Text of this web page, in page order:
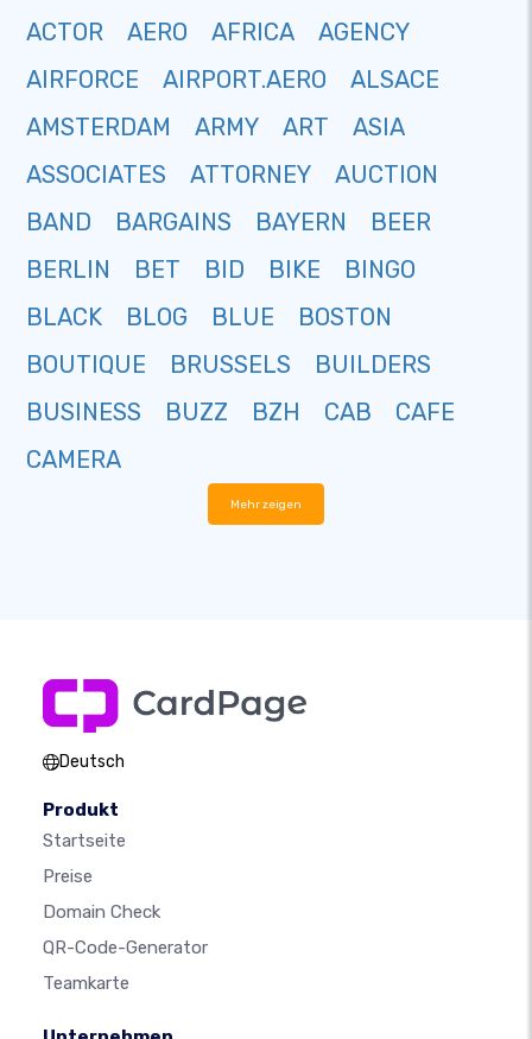
ACTOR
AERO AFRICA
AGENCY
AIRFORCE
AIRPORT.AERO
ALSACE
AMSTERDAM
ARMY ART
ASIA
ASSOCIATES
ATTORNEY
AUCTION
BAND
BARGAINS BAYERN
BEER
BERLIN
BET BID BIKE
BINGO
BLACK
BLOG BLUE
BOSTON
BOUTIQUE
BRUSSELS
BUILDERS
BUSINESS
BUZZ BZH CAB
CAFE
CAMERA
Mehr zeigen
Deutsch
Produkt
Startseite
Preise
Domain Check
QR-Code-Generator
Teamkarte